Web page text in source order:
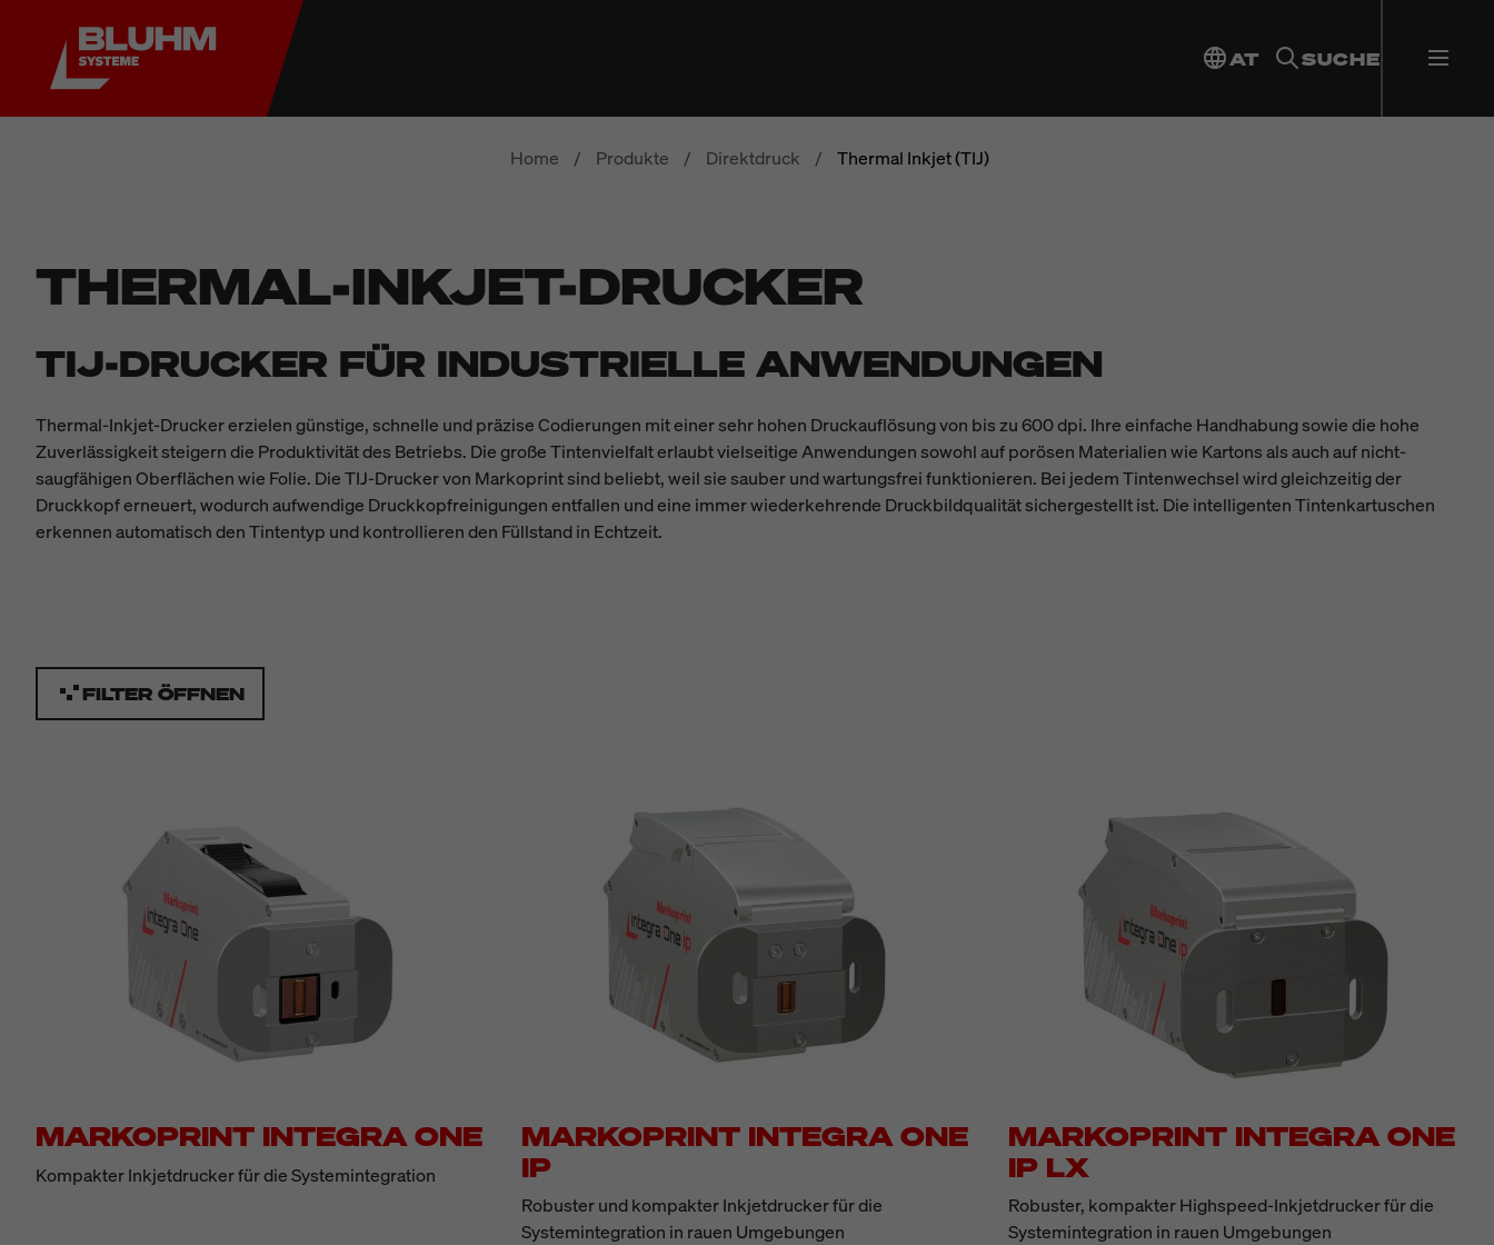
AT SUCHE
Home / Produkte / Direktdruck / Thermal Inkjet (TIJ)
THERMAL-INKJET-DRUCKER
TIJ-DRUCKER FÜR INDUSTRIELLE ANWENDUNGEN
Thermal-Inkjet-Drucker erzielen günstige, schnelle und präzise Codierungen mit einer sehr hohen Druckauflösung von bis zu 600 dpi. Ihre einfache Handhabung sowie die hohe
Zuverlässigkeit steigern die Produktivität des Betriebs. Die große Tintenvielfalt erlaubt vielseitige Anwendungen sowohl auf porösen Materialien wie Kartons als auch auf nicht-
saugfähigen Oberflächen wie Folie. Die TIJ-Drucker von Markoprint sind beliebt, weil sie sauber und wartungsfrei funktionieren. Bei jedem Tintenwechsel wird gleichzeitig der
Druckkopf erneuert, wodurch aufwendige Druckkopfreinigungen entfallen und eine immer wiederkehrende Druckbildqualität sichergestellt ist. Die intelligenten Tintenkartuschen
erkennen automatisch den Tintentyp und kontrollieren den Füllstand in Echtzeit.
FILTER ÖFFNEN
MARKOPRINT INTEGRA ONE
Kompakter Inkjetdrucker für die Systemintegration
MARKOPRINT INTEGRA ONE
IP
Robuster und kompakter Inkjetdrucker für die
Systemintegration in rauen Umgebungen
MARKOPRINT INTEGRA ONE
IP LX
Robuster, kompakter Highspeed-Inkjetdrucker für die
Systemintegration in rauen Umgebungen